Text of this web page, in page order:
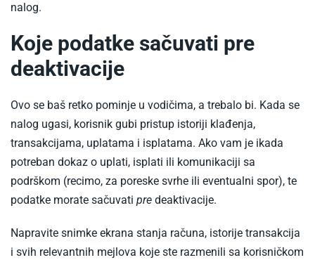
nalog.
Koje podatke sačuvati pre
deaktivacije
Ovo se baš retko pominje u vodičima, a trebalo bi. Kada se
nalog ugasi, korisnik gubi pristup istoriji klađenja,
transakcijama, uplatama i isplatama. Ako vam je ikada
potreban dokaz o uplati, isplati ili komunikaciji sa
podrškom (recimo, za poreske svrhe ili eventualni spor), te
podatke morate sačuvati pre deaktivacije.
Napravite snimke ekrana stanja računa, istorije transakcija
i svih relevantnih mejlova koje ste razmenili sa korisničkom